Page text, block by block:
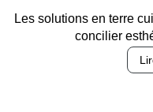
Entre circulation,